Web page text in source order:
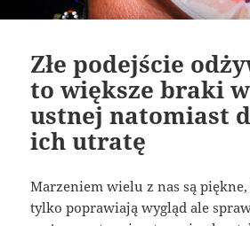
Złe podejście
to większe braki
ustnej natomiast
ich utratę
Marzeniem wielu z nas są piękne,
tylko poprawiają wygląd ale